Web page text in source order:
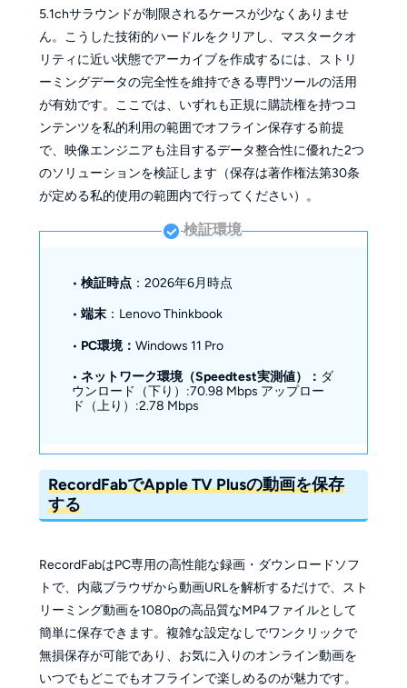
5.1chサラウンドが制限されるケースが少なくありませ
ん。こうした技術的ハードルをクリアし、マスタークオ
リティに近い状態でアーカイブを作成するには、ストリ
ーミングデータの完全性を維持できる専門ツールの活用
が有効です。ここでは、いずれも正規に購読権を持つコ
ンテンツを私的利用の範囲でオフライン保存する前提
で、映像エンジニアも注目するデータ整合性に優れた2つ
のソリューションを検証します（保存は著作権法第30条
が定める私的使用の範囲内で行ってください）。
検証環境
• 検証時点：2026年6月時点
• 端末：Lenovo Thinkbook
• PC環境： Windows 11 Pro
• ネットワーク環境（Speedtest実測値）： ダ
ウンロード（下り）:70.98 Mbps アップロー
ド（上り）:2.78 Mbps
RecordFabでApple TV Plusの動画を保存
する
RecordFabはPC専用の高性能な録画・ダウンロードソフ
トで、内蔵ブラウザから動画URLを解析するだけで、スト
リーミング動画を1080pの高品質なMP4ファイルとして
簡単に保存できます。複雑な設定なしでワンクリックで
無損保存が可能であり、お気に入りのオンライン動画を
いつでもどこでもオフラインで楽しめるのが魅力です。